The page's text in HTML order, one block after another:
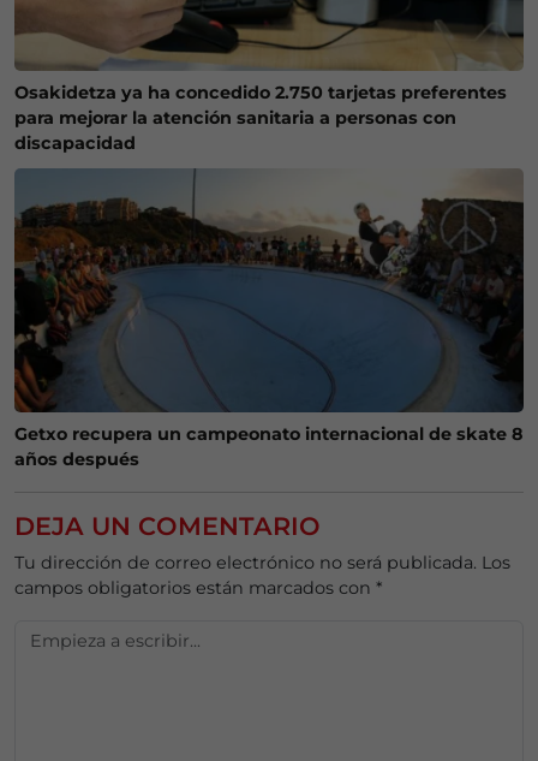
Osakidetza ya ha concedido 2.750 tarjetas preferentes
para mejorar la atención sanitaria a personas con
discapacidad
Getxo recupera un campeonato internacional de skate 8
años después
DEJA UN COMENTARIO
Tu dirección de correo electrónico no será publicada. Los
campos obligatorios están marcados con *